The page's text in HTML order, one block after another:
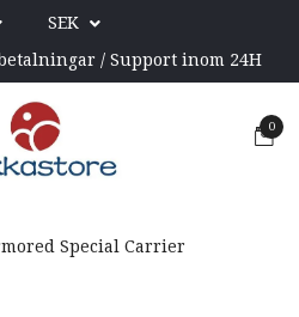
SEK
/ Support inom 24H
0
Special Carrier